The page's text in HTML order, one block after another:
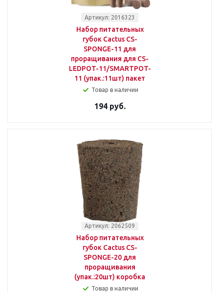
Артикул: 2016323
Набор питательных
губок Cactus CS-
SPONGE-11 для
проращивания для CS-
LEDPOT-11/SMARTPOT-
11 (упак.:11шт) пакет
Товар в наличии
194 руб.
Артикул: 2062509
Набор питательных
губок Cactus CS-
SPONGE-20 для
проращивания
(упак.:20шт) коробка
Товар в наличии